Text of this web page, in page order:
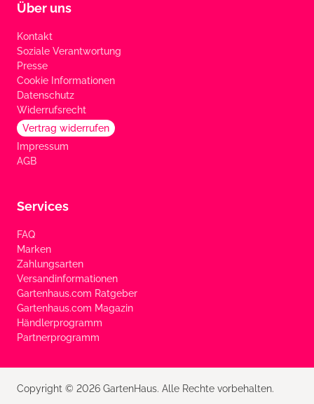
Über uns
Kontakt
Soziale Verantwortung
Presse
Cookie Informationen
Datenschutz
Widerrufsrecht
Vertrag widerrufen
Impressum
AGB
Services
FAQ
Marken
Zahlungsarten
Versandinformationen
Gartenhaus.com Ratgeber
Gartenhaus.com Magazin
Händlerprogramm
Partnerprogramm
Copyright © 2026 GartenHaus. Alle Rechte vorbehalten.